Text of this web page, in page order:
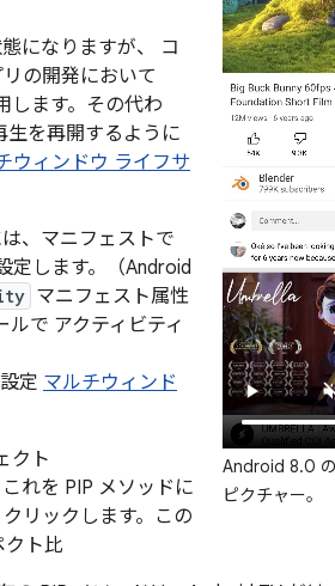
Android 8.0
ピクチャー。
になりますが、 コ
の開発において
します。その代わ
生を再開するように
ウィンドウ ライフサ
、マニフェストで
定します。（Android
マニフェスト属性
で アクティビティ
定 マルチウィンド
クト
れを PIP メソッドに
リックします。この
クト比